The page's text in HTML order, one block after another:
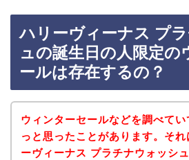
ハリーヴィーナス プ
ュの誕生日の人限定の
ールは存在するの？
ウィンターセールなどを調べてい
っと思ったことがあります。それ
ーヴィーナス プラチナウォッシ